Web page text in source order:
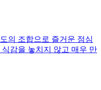
의 조합으로 즐거운 점심
감을 놓치지 않고 매우 만